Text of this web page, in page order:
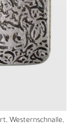
Westernschnalle,